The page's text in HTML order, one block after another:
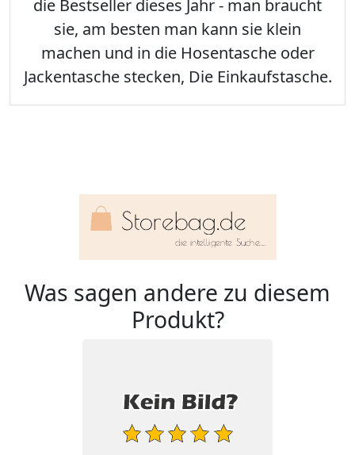
die Bestseller dieses Jahr - man braucht
sie, am besten man kann sie klein
machen und in die Hosentasche oder
Jackentasche stecken, Die Einkaufstasche.
Was sagen andere zu diesem
Produkt?